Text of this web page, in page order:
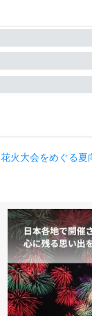
花火大会をめぐる夏